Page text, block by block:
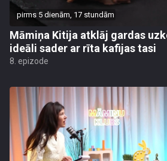
pirms 5 dienām, 17 stundām
Māmiņa Kitija atklāj gardas
ideāli sader ar rīta kafijas tasi
8. epizode